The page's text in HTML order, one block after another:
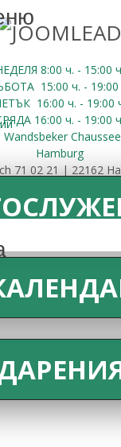
8:00 ч. - 15:00
15:00 ч. - 19:00
16:00 ч. - 19:00
16:00 ч. - 19:00
Hamburg
71 02 21 | 22162